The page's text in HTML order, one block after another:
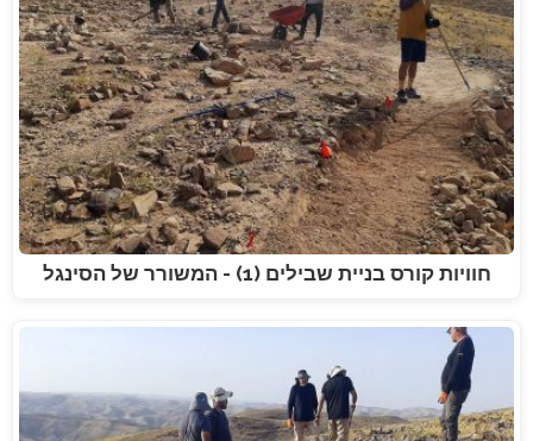
חוויות קורס בניית שבילים (1) - המשורר של הסינגל